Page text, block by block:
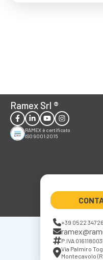
Ramex Srl ®
RAMEX è certificato
ISO 9001:2015
+39 0522
P.IVA
Via Palmiro
Montecavolo